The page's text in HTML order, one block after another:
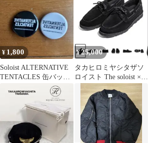
¥ 1,800
Soloist ALTERNATIVE
TENTACLES 缶バッジ
¥25,000
タカヒロミヤシタザソ
ロイスト The soloist ×ス
イコック モカシン